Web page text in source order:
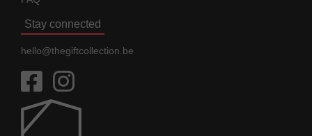
Stay connected
hello@thegiftcollection.be